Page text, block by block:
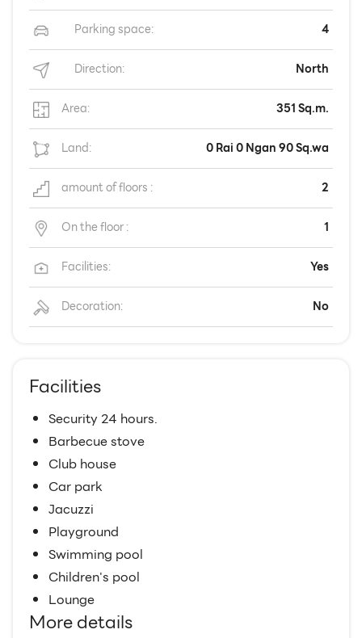
Parking space: 4
Direction: North
Area: 351 Sq.m.
Land: 0 Rai 0 Ngan 90 Sq.wa
amount of floors : 2
On the floor : 1
Facilities: Yes
Decoration: No
Facilities
Security 24 hours.
Barbecue stove
Club house
Car park
Jacuzzi
Playground
Swimming pool
Children's pool
Lounge
More details